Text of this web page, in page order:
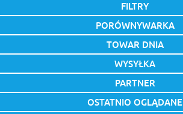
FILTRY
PORÓWNYWARKA
TOWAR DNIA
WYSYŁKA
PARTNER
OSTATNIO OGLĄDANE